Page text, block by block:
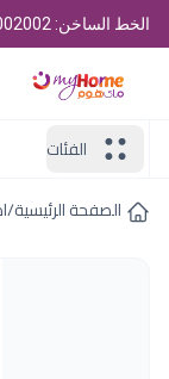
الخط الساخن: 01060002002
الفئات
الصفحة الرئيسية/